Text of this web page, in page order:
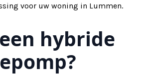
voor uw woning in Lummen.
hybride